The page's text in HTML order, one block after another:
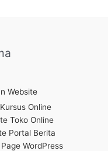
Website
Online
Toko Online
Portal Berita
WordPress